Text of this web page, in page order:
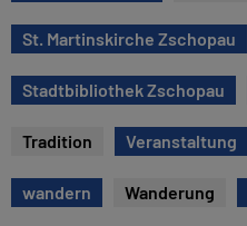
St. Martinskirche Zschopau
Stadtbibliothek Zschopau
Tradition Veranstaltung
wandern Wanderung